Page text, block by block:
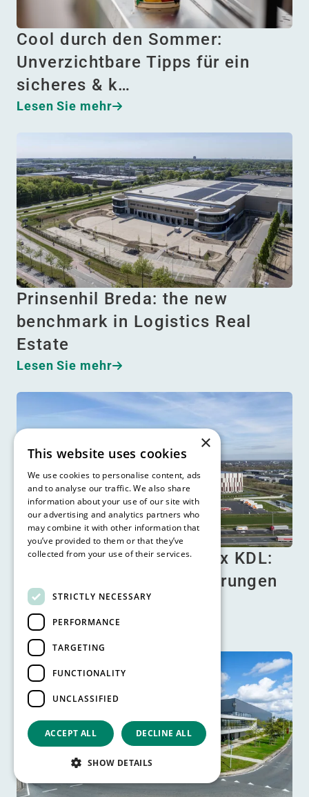
Cool durch den Sommer:
Unverzichtbare Tipps für ein
sicheres & k…
Lesen Sie mehr
Prinsenhil Breda: the new
benchmark in Logistics Real
Estate
Lesen Sie mehr
Warehouses with Brains x KDL:
Logistische Herausforderungen
löse…
Lesen Sie mehr
×
This website uses cookies
We use cookies to personalise content, ads
and to analyse our traffic. We also share
information about your use of our site with
our advertising and analytics partners who
may combine it with other information that
you’ve provided to them or that they’ve
collected from your use of their services.
STRICTLY NECESSARY
PERFORMANCE
TARGETING
FUNCTIONALITY
UNCLASSIFIED
ACCEPT ALL DECLINE ALL
SHOW DETAILS